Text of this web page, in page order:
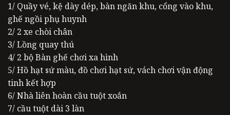
1/ Quầy vé, kệ dày dép, bàn ngăn khu, cổng vào khu,
ghế ngồi phụ huynh
2/ 2 xe chòi chân
3/ Lồng quay thú
4/ 2 bộ Bàn ghế chơi xa hình
5/ Hồ hạt sứ màu, đồ chơi hạt sứ, vách chơi vận động
tinh kết hợp
6/ Nhà liên hoàn cầu tuột xoắn
7/ cầu tuột dài 3 làn